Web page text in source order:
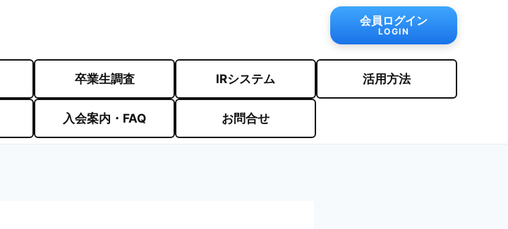
会員ログイン
LOGIN
卒業生調査 IRシステム 活用方法
入会案内・FAQ お問合せ